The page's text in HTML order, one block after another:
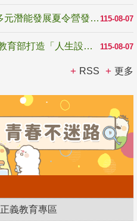
115-08-07
跨越限制，探索潛能！115年多元潛能發展夏令營發掘生命無限可能
115-08-07
高齡不是終點而是夢想起點！教育部打造「人生設計夢工場」 參展第3屆高齡健康產業博覽會
RSS 更多
義教育專區